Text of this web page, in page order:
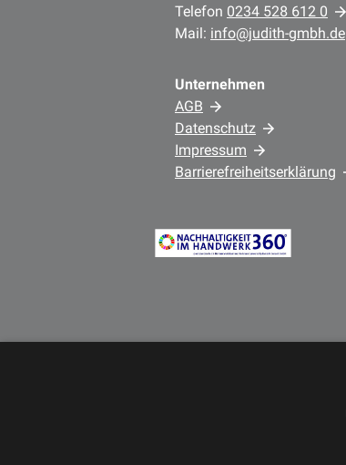
Telefon 0234 528 612 0
Mail: info@judith-gmbh.de
Unternehmen
AGB
Datenschutz
Impressum
Barrierefreiheitserklärung